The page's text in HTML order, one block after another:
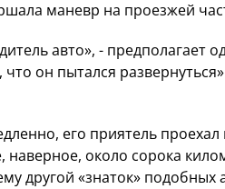
маневр на проезжей
авто», - предполагает
он пытался
его приятель
наверное, около сорока
другой «знаток» подобных